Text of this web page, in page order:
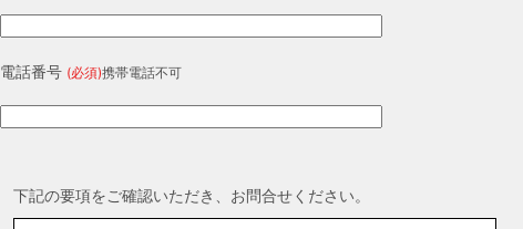
電話番号 (必須)携帯電話不可
下記の要項をご確認いただき、お問合せください。